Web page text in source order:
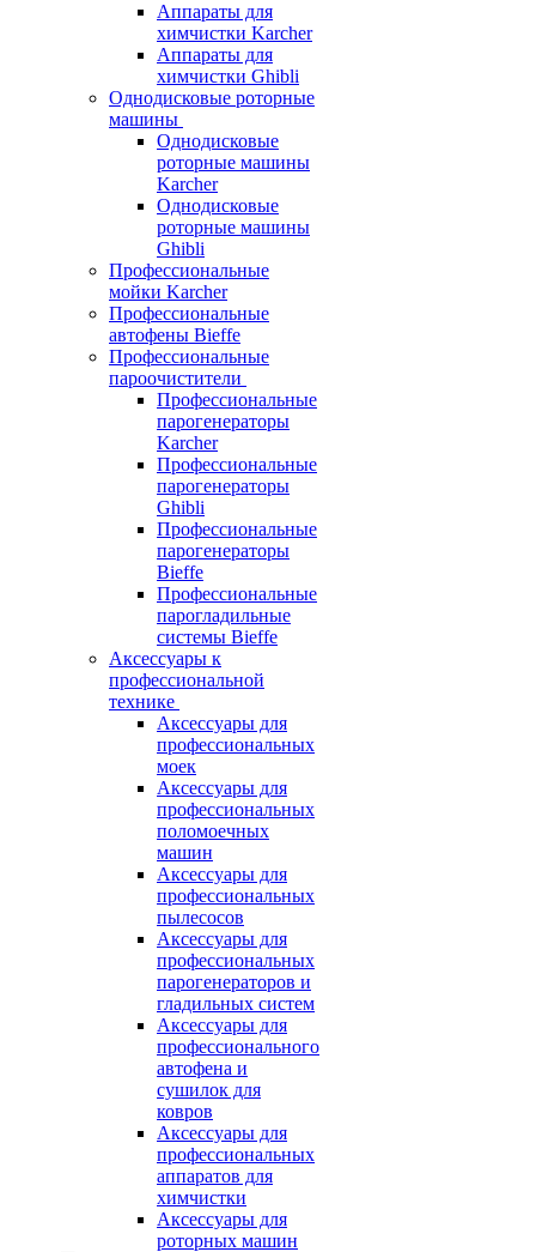
Аппараты для
химчистки Karcher
Аппараты для
химчистки Ghibli
Однодисковые роторные
машины
Однодисковые
роторные машины
Karcher
Однодисковые
роторные машины
Ghibli
Профессиональные
мойки Karcher
Профессиональные
автофены Bieffe
Профессиональные
пароочистители
Профессиональные
парогенераторы
Karcher
Профессиональные
парогенераторы
Ghibli
Профессиональные
парогенераторы
Bieffe
Профессиональные
парогладильные
системы Bieffe
Аксессуары к
профессиональной
технике
Аксессуары для
профессиональных
моек
Аксессуары для
профессиональных
поломоечных
машин
Аксессуары для
профессиональных
пылесосов
Аксессуары для
профессиональных
парогенераторов и
гладильных систем
Аксессуары для
профессионального
автофена и
сушилок для
ковров
Аксессуары для
профессиональных
аппаратов для
химчистки
Аксессуары для
роторных машин